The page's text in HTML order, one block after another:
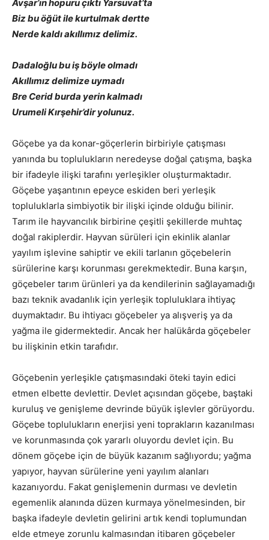
Avşar’ın hopuru çıktı Yarsuvat’ta
Biz bu öğüt ile kurtulmak dertte
Nerde kaldı akıllımız delimiz.
Dadaloğlu bu iş böyle olmadı
Akıllımız delimize uymadı
Bre Cerid burda yerin kalmadı
Urumeli Kırşehir’dir yolunuz.
Göçebe ya da konar-göçerlerin birbiriyle çatışması
yanında bu toplulukların neredeyse doğal çatışma, başka
bir ifadeyle ilişki tarafını yerleşikler oluşturmaktadır.
Göçebe yaşantının epeyce eskiden beri yerleşik
topluluklarla simbiyotik bir ilişki içinde olduğu bilinir.
Tarım ile hayvancılık birbirine çeşitli şekillerde muhtaç
doğal rakiplerdir. Hayvan sürüleri için ekinlik alanlar
yayılım işlevine sahiptir ve ekili tarlanın göçebelerin
sürülerine karşı korunması gerekmektedir. Buna karşın,
göçebeler tarım ürünleri ya da kendilerinin sağlayamadığı
bazı teknik avadanlık için yerleşik topluluklara ihtiyaç
duymaktadır. Bu ihtiyacı göçebeler ya alışveriş ya da
yağma ile gidermektedir. Ancak her halükârda göçebeler
bu ilişkinin etkin tarafıdır.
Göçebenin yerleşikle çatışmasındaki öteki tayin edici
etmen elbette devlettir. Devlet açısından göçebe, baştaki
kuruluş ve genişleme devrinde büyük işlevler görüyordu.
Göçebe toplulukların enerjisi yeni toprakların kazanılması
ve korunmasında çok yararlı oluyordu devlet için. Bu
dönem göçebe için de büyük kazanım sağlıyordu; yağma
yapıyor, hayvan sürülerine yeni yayılım alanları
kazanıyordu. Fakat genişlemenin durması ve devletin
egemenlik alanında düzen kurmaya yönelmesinden, bir
başka ifadeyle devletin gelirini artık kendi toplumundan
elde etmeye zorunlu kalmasından itibaren göçebeler